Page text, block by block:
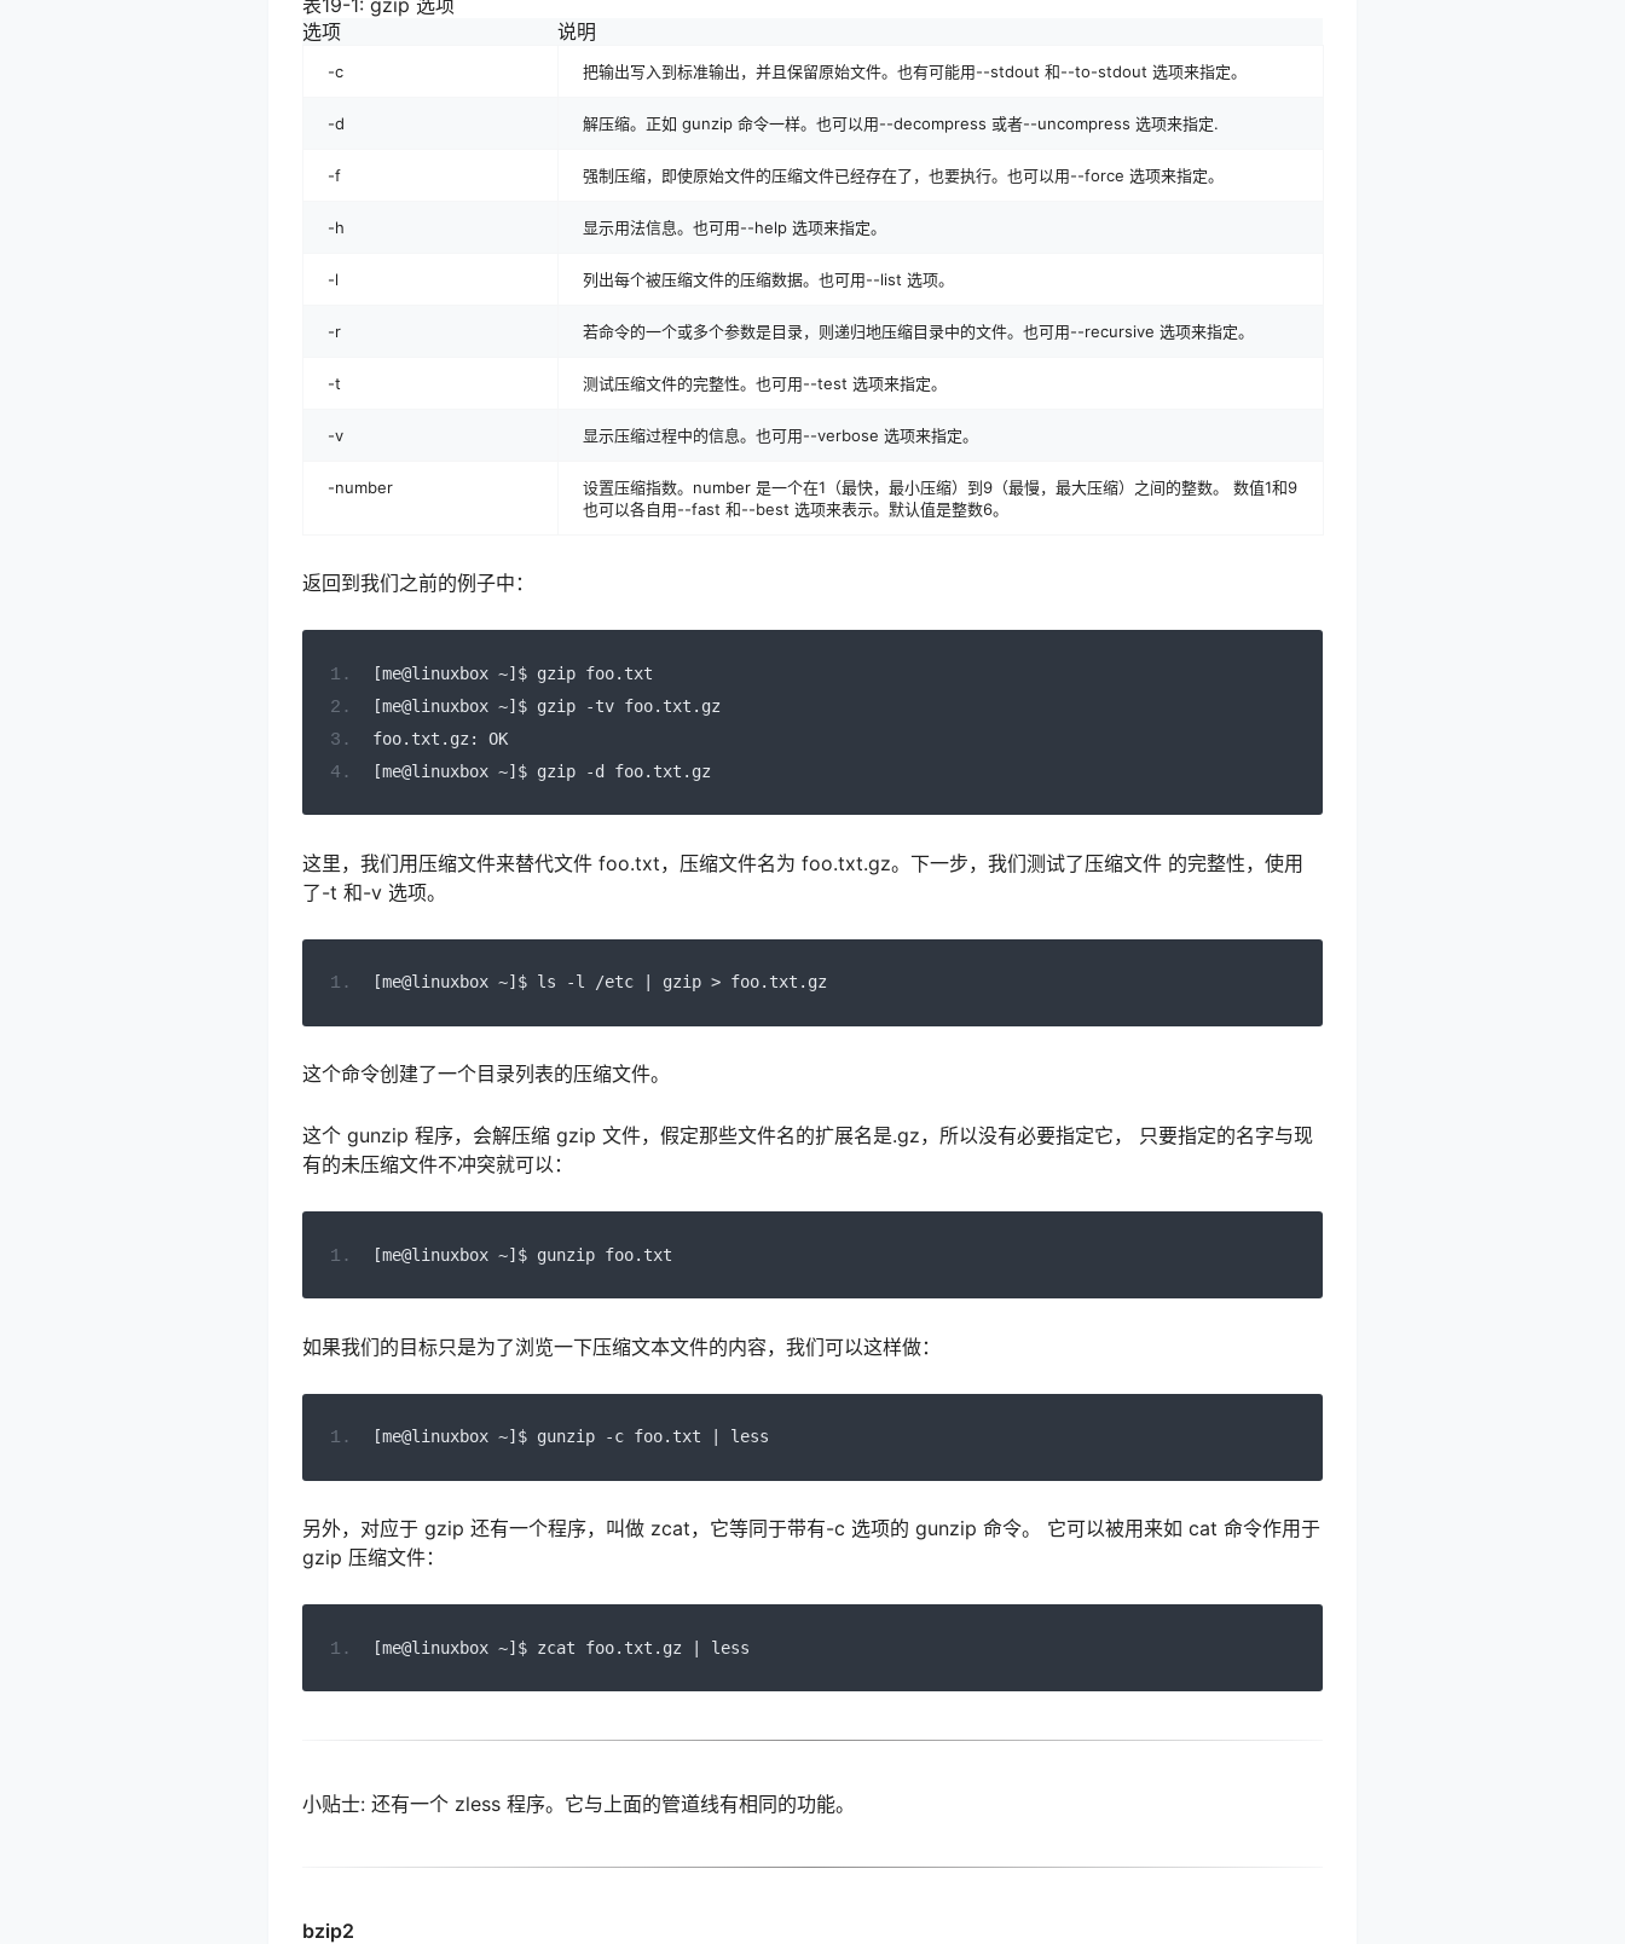
表19-1: gzip 选项
选项
说明
-c 把输出写入到标准输出，并且保留原始文件。也有可能用--stdout 和--to-stdout 选项来指定。
-d 解压缩。正如 gunzip 命令一样。也可以用--decompress 或者--uncompress 选项来指定.
-f 强制压缩，即使原始文件的压缩文件已经存在了，也要执行。也可以用--force 选项来指定。
-h 显示用法信息。也可用--help 选项来指定。
-l 列出每个被压缩文件的压缩数据。也可用--list 选项。
-r 若命令的一个或多个参数是目录，则递归地压缩目录中的文件。也可用--recursive 选项来指定。
-t 测试压缩文件的完整性。也可用--test 选项来指定。
-v 显示压缩过程中的信息。也可用--verbose 选项来指定。
-number
设置压缩指数。number 是一个在1（最快，最小压缩）到9（最慢，最大压缩）之间的整数。 数值1和9
也可以各自用--fast 和--best 选项来表示。默认值是整数6。
返回到我们之前的例子中：
[me@linuxbox ~] $ gzip foo. txt
[me@linuxbox ~] $ gzip -tv foo. txt . gz
foo. txt . gz :
OK
[me@linuxbox ~] $ gzip -d foo. txt . gz
这里，我们用压缩文件来替代文件 foo.txt，压缩文件名为 foo.txt.gz。下一步，我们测试了压缩文件 的完整性，使用
了-t 和-v 选项。
[me@linuxbox ~] $ ls -l /etc gzip > foo. txt . gz
这个命令创建了一个目录列表的压缩文件。
这个 gunzip 程序，会解压缩 gzip 文件，假定那些文件名的扩展名是.gz，所以没有必要指定它， 只要指定的名字与现
有的未压缩文件不冲突就可以：
[me@linuxbox ~] $ gunzip foo. txt
如果我们的目标只是为了浏览一下压缩文本文件的内容，我们可以这样做：
[me@linuxbox ~] $ gunzip -c foo. txt less
另外，对应于 gzip 还有一个程序，叫做 zcat，它等同于带有-c 选项的 gunzip 命令。 它可以被用来如 cat 命令作用于
gzip 压缩文件：
[me@linuxbox ~]$ zcat foo. txt . gz | less
小贴士: 还有一个 zless 程序。它与上面的管道线有相同的功能。
bzip2